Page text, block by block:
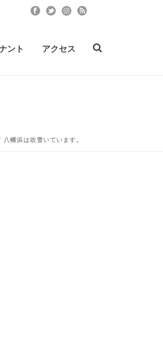
ント アクセス
八幡浜は吹雪いています。